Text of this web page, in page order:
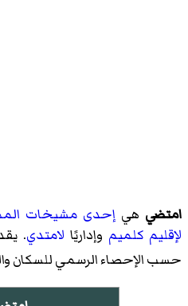
امتضي هي إحدى مشيخات
لإقليم كلميم وإداريًا لامتدي
حسب الإحصاء الرسمي للسكان